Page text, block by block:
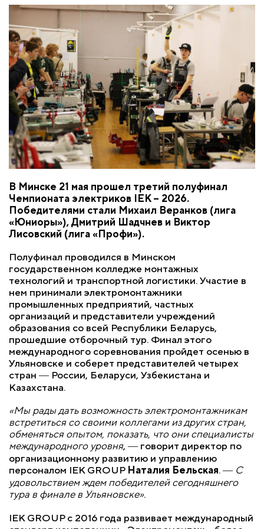
В Минске 21 мая прошел третий полуфинал
Чемпионата электриков IEK – 2026.
Победителями стали Михаил Веранков (лига
«Юниоры»), Дмитрий Шадчнев и Виктор
Лисовский (лига «Профи»).
Полуфинал проводился в Минском
государственном колледже монтажных
технологий и транспортной логистики. Участие в
нем принимали электромонтажники
промышленных предприятий, частных
организаций и представители учреждений
образования со всей Республики Беларусь,
прошедшие отборочный тур. Финал этого
международного соревнования пройдет осенью в
Ульяновске и соберет представителей четырех
стран ― России, Беларуси, Узбекистана и
Казахстана.
«Мы рады дать возможность электромонтажникам
встретиться со своими коллегами из других стран,
обменяться опытом, показать, что они специалисты
международного уровня, ― говорит директор по
организационному развитию и управлению
персоналом IEK GROUP Наталия Бельская. ― С
удовольствием ждем победителей сегодняшнего
тура в финале в Ульяновске».
IEK GROUP c 2016 года развивает международный